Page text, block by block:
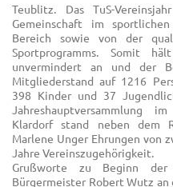
Teublitz. Das TuS-
Gemeinschaft im
Bereich sowie von der
Sportprogramms. Somit
unvermindert an und der
Mitgliederstand auf 1216
398 Kinder und 37
Jahreshauptversammlung
Klardorf stand neben dem
Marlene Unger Ehrungen von
Jahre Vereinszugehörigkeit.
Grußworte zu Beginn der
Bürgermeister Robert Wutz an